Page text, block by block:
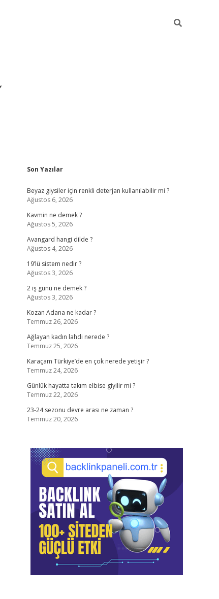
Sidebar
Son Yazılar
Beyaz giysiler için renkli deterjan kullanılabilir mi ?
Ağustos 6, 2026
Kavmin ne demek ?
Ağustos 5, 2026
Avangard hangi dilde ?
Ağustos 4, 2026
19’lü sistem nedir ?
Ağustos 3, 2026
2 iş günü ne demek ?
Ağustos 3, 2026
Kozan Adana ne kadar ?
Temmuz 26, 2026
Ağlayan kadın lahdi nerede ?
Temmuz 25, 2026
Karaçam Türkiye’de en çok nerede yetişir ?
Temmuz 24, 2026
Günlük hayatta takım elbise giyilir mi ?
Temmuz 22, 2026
23-24 sezonu devre arası ne zaman ?
Temmuz 20, 2026
ilbet yeni giriş